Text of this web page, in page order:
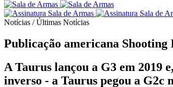
Notícias / Últimas Notícias
Publicação americana
A Taurus lançou a G3 em 2019
inverso - a Taurus pegou a G2c